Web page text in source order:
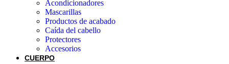
Acondicionadores
Mascarillas
Productos de acabado
Caída del cabello
Protectores
Accesorios
CUERPO